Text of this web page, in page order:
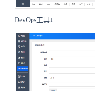
DevOps工具↓